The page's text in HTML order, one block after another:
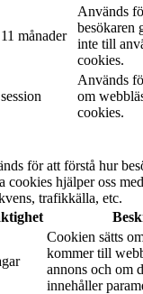
11 månader
Används
besökaren
inte till
cookies.
session
Används
om
cookies.
för att förstå hur
cookies hjälper oss
trafikkälla, etc.
Cookien sätts
kommer till
annons och om
innehåller